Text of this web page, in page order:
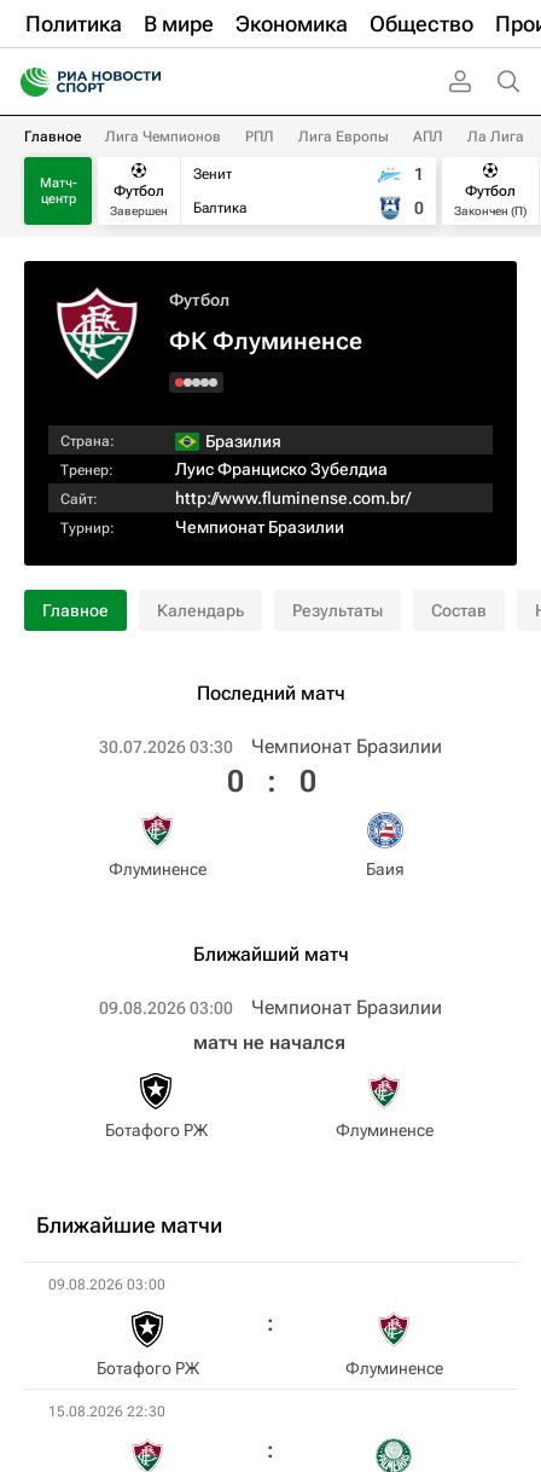
Политика В мире Экономика Общество
Главное Лига Чемпионов РПЛ Лига Европы АПЛ Ла Лига
Матч-
центр
Футбол
Завершен
Зенит
Балтика
1
0
Футбол
Закончен (П)
Футбол
ФК Флуминенсе
Страна: Бразилия
Тренер: Луис Франциско Зубелдиа
Сайт: http://www.fluminense.com.br/
Турнир: Чемпионат Бразилии
Главное Календарь Результаты Состав
Последний матч
30.07.2026 03:30 Чемпионат Бразилии
Флуминенсе
0 : 0
Баия
Ближайший матч
09.08.2026 03:00 Чемпионат Бразилии
Ботафого РЖ
матч не начался
Флуминенсе
Ближайшие матчи
09.08.2026 03:00
Ботафого РЖ Флуминенсе
15.08.2026 22:30